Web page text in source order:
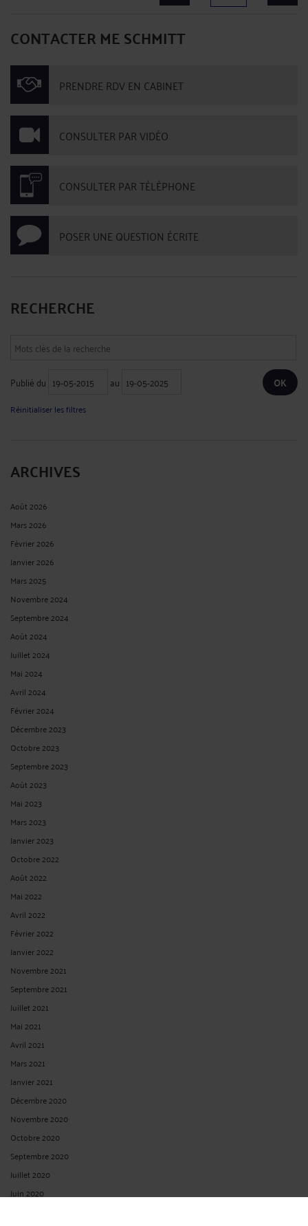
CONTACTER ME SCHMITT
PRENDRE RDV EN CABINET
CONSULTER PAR VIDÉO
CONSULTER PAR TÉLÉPHONE
POSER UNE QUESTION ÉCRITE
RECHERCHE
Publié du au
Réinitialiser les filtres
ARCHIVES
Août 2026
Mars 2026
Février 2026
Janvier 2026
Mars 2025
Novembre 2024
Septembre 2024
Août 2024
Juillet 2024
Mai 2024
Avril 2024
Février 2024
Décembre 2023
Octobre 2023
Septembre 2023
Août 2023
Mai 2023
Mars 2023
Janvier 2023
Octobre 2022
Août 2022
Mai 2022
Avril 2022
Février 2022
Janvier 2022
Novembre 2021
Septembre 2021
Juillet 2021
Mai 2021
Avril 2021
Mars 2021
Janvier 2021
Décembre 2020
Novembre 2020
Octobre 2020
Septembre 2020
Juillet 2020
Juin 2020